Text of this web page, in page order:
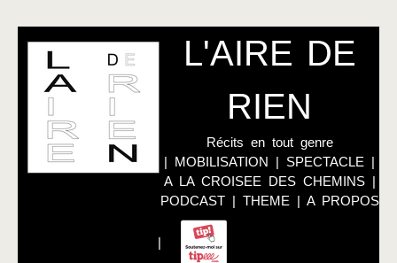
L'AIRE DE
RIEN
Récits en tout genre
| MOBILISATION | SPECTACLE |
A LA CROISEE DES CHEMINS|
PODCAST| THEME | A PROPOS
|